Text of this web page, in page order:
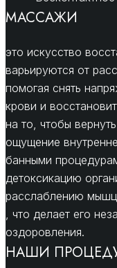
МАССАЖИ
это искусство
варьируются от
помогая снять
крови и
на то, чтобы
ощущение
банными
детоксикацию
расслаблению
, что делает его
оздоровления.
НАШИ